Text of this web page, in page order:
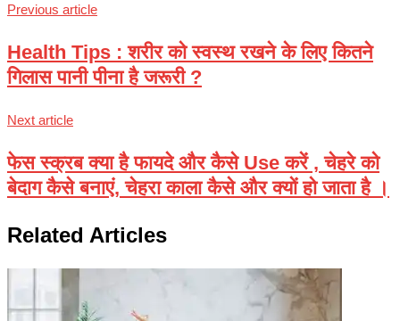
Previous article
Health Tips : शरीर को स्वस्थ रखने के लिए कितने
गिलास पानी पीना है जरूरी ?
Next article
फेस स्क्रब क्या है फायदे और कैसे Use करें , चेहरे को
बेदाग कैसे बनाएं, चेहरा काला कैसे और क्यों हो जाता है ।
Related Articles